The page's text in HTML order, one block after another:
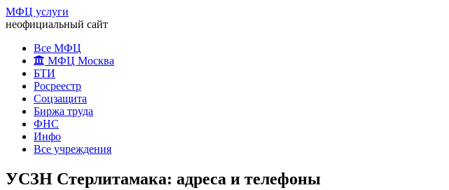
МФЦ услуги
неофициальный сайт
Все МФЦ
МФЦ Москва
БТИ
Росреестр
Соцзащита
Биржа труда
ФНС
Инфо
Все учреждения
УСЗН Стерлитамака: адреса и телефоны